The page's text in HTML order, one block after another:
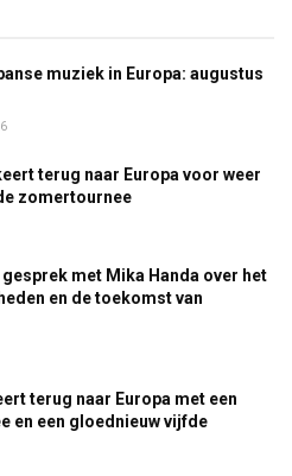
muziek in Europa: augustus
terug naar Europa voor weer
zomertournee
gesprek met Mika Handa over het
en de toekomst van
terug naar Europa met een
en een gloednieuw vijfde